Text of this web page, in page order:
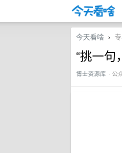
今天看啥 ›
“挑一句
博士资源库 · 公